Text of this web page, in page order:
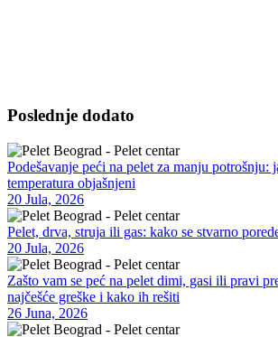
Poslednje dodato
Podešavanje peći na pelet za manju potrošnju:
temperatura objašnjeni
20 Jula, 2026
Pelet, drva, struja ili gas: kako se stvarno
20 Jula, 2026
Zašto vam se peć na pelet dimi, gasi ili pravi
najčešće greške i kako ih rešiti
26 Juna, 2026